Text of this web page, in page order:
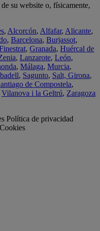
su website o, físicamente,
, Alcorcón, Alfafar, Alicante,
, Barcelona, Burjassot,
, Granada, Huércal de
, Lanzarote, León,
, Málaga, Murcia,
, Sagunto, Salt, Girona,
de Compostela,
Vilanova i la Geltrú, Zaragoza
Política de privacidad